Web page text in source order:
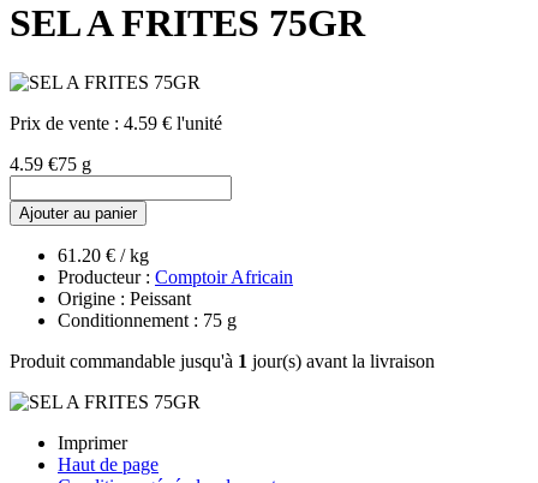
SEL A FRITES 75GR
Prix de vente : 4.59 € l'unité
4.59 €75 g
Ajouter au panier
61.20 € / kg
Producteur : Comptoir Africain
Origine : Peissant
Conditionnement : 75 g
Produit commandable jusqu'à 1 jour(s) avant la livraison
Imprimer
Haut de page